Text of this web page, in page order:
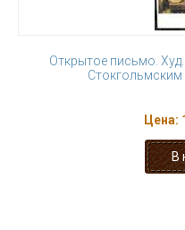
Открытое письмо.
Стокгольмским
Цена: